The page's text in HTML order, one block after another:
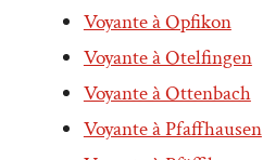
Voyante à Opfikon
Voyante à Otelfingen
Voyante à Ottenbach
Voyante à Pfaffhausen